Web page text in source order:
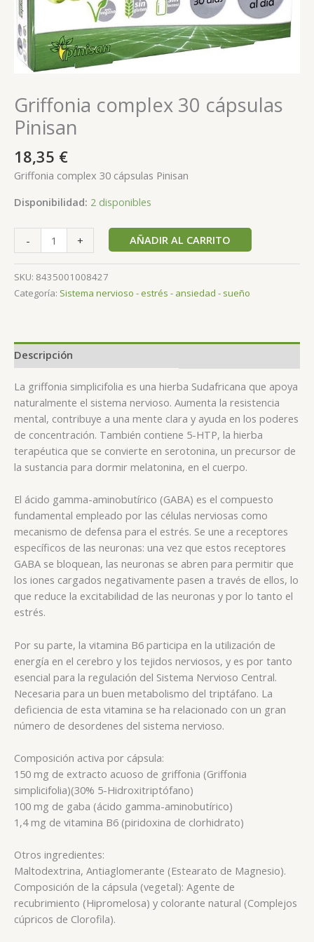
Griffonia complex 30 cápsulas
Pinisan
18,35 €
Griffonia complex 30 cápsulas Pinisan
Disponibilidad: 2 disponibles
- + AÑADIR AL CARRITO
SKU: 8435001008427
Categoría: Sistema nervioso - estrés - ansiedad - sueño
Descripción
La griffonia simplicifolia es una hierba Sudafricana que apoya
naturalmente el sistema nervioso. Aumenta la resistencia
mental, contribuye a una mente clara y ayuda en los poderes
de concentración. También contiene 5-HTP, la hierba
terapéutica que se convierte en serotonina, un precursor de
la sustancia para dormir melatonina, en el cuerpo.
El ácido gamma-aminobutírico (GABA) es el compuesto
fundamental empleado por las células nerviosas como
mecanismo de defensa para el estrés. Se une a receptores
específicos de las neuronas: una vez que estos receptores
GABA se bloquean, las neuronas se abren para permitir que
los iones cargados negativamente pasen a través de ellos, lo
que reduce la excitabilidad de las neuronas y por lo tanto el
estrés.
Por su parte, la vitamina B6 participa en la utilización de
energía en el cerebro y los tejidos nerviosos, y es por tanto
esencial para la regulación del Sistema Nervioso Central.
Necesaria para un buen metabolismo del triptáfano. La
deficiencia de esta vitamina se ha relacionado con un gran
número de desordenes del sistema nervioso.
Composición activa por cápsula:
150 mg de extracto acuoso de griffonia (Griffonia
simplicifolia)(30% 5-Hidroxitriptófano)
100 mg de gaba (ácido gamma-aminobutírico)
1,4 mg de vitamina B6 (piridoxina de clorhidrato)
Otros ingredientes:
Maltodextrina, Antiaglomerante (Estearato de Magnesio).
Composición de la cápsula (vegetal): Agente de
recubrimiento (Hipromelosa) y colorante natural (Complejos
cúpricos de Clorofila).